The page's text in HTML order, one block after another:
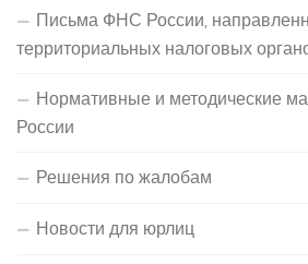
Письма ФНС России,
территориальных налоговых
Нормативные и методические
России
Решения по жалобам
Новости для юрлиц